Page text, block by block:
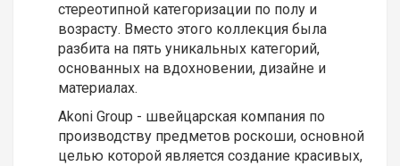
стереотипной категоризации по полу и
возрасту. Вместо этого коллекция была
разбита на пять уникальных категорий,
основанных на вдохновении, дизайне и
материалах.
Akoni Group - швейцарская компания по
производству предметов роскоши, основной
целью которой является создание красивых,